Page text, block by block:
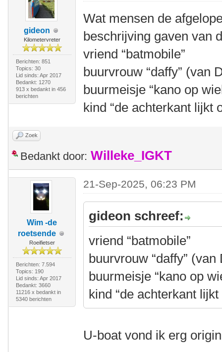
gideon
Kilometervreter
Berichten: 851
Topics: 30
Lid sinds: Apr 2017
Bedankt: 1270
913 x bedankt in 456
berichten
Wat mensen de
beschrijving gaven van
vriend “batmobile”
buurvrouw “daffy” (van
buurmeisje “kano op
kind “de achterkant lijkt
Zoek
Bedankt door: Willeke_IGKT
Wim -de
roetsende
Roeifietser
Berichten: 7.594
Topics: 190
Lid sinds: Apr 2017
Bedankt: 3660
11216 x bedankt in
5340 berichten
21-Sep-2025, 06:23 PM
gideon schreef:
vriend “batmobile”
buurvrouw “daffy” (van
buurmeisje “kano op
kind “de achterkant
U-boat vond ik erg